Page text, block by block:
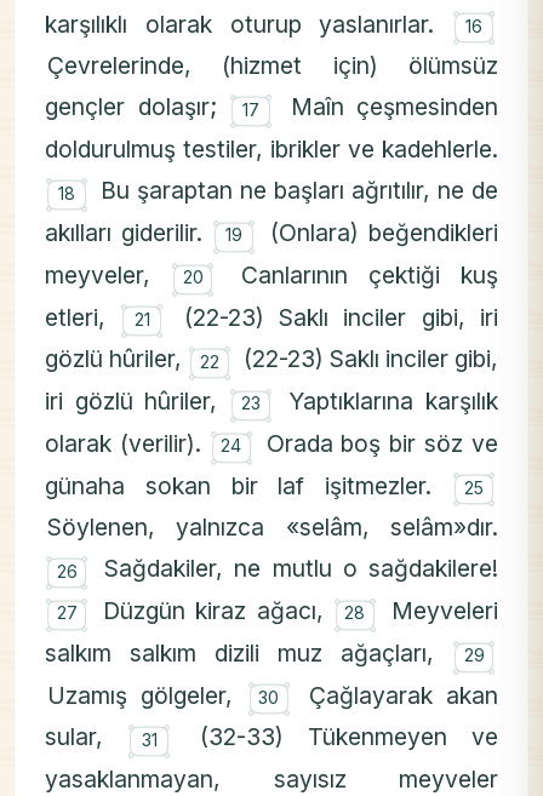
karşılıklı olarak oturup yaslanırlar. ۝
16
Çevrelerinde, (hizmet için) ölümsüz
gençler dolaşır; ۝
17
Maîn çeşmesinden
doldurulmuş testiler, ibrikler ve kadehlerle.
۝
18
Bu şaraptan ne başları ağrıtılır, ne de
akılları giderilir. ۝
19
(Onlara) beğendikleri
meyveler, ۝
20
Canlarının çektiği kuş
etleri, ۝
21
(22-23) Saklı inciler gibi, iri
gözlü hûriler, ۝
22
(22-23) Saklı inciler gibi,
iri gözlü hûriler, ۝
23
Yaptıklarına karşılık
olarak (verilir). ۝
24
Orada boş bir söz ve
günaha sokan bir laf işitmezler. ۝
25
Söylenen, yalnızca «selâm, selâm»dır.
۝
26 Sağdakiler, ne mutlu o sağdakilere!
۝
27 Düzgün kiraz ağacı, ۝
28
Meyveleri
salkım salkım dizili muz ağaçları, ۝
29
Uzamış gölgeler, ۝
30
Çağlayarak akan
sular, ۝
31
(32-33) Tükenmeyen ve
yasaklanmayan, sayısız meyveler